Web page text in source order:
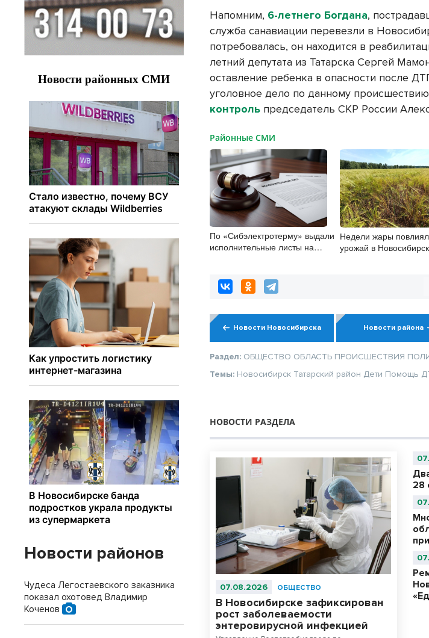
Напомним, 6-летнего Богдана,
служба санавиации перевезли в
потребовалась, он находится в
летний депутата из Татарска Сергей
оставление ребенка в опасности после
уголовное дело по данному
контроль председатель СКР России
Районные СМИ
По «Сибэлектротерму» выдали
исполнительные листы на
Недели жары
урожай в
Новости Новосибирска Новости района
Раздел: ОБЩЕСТВО ОБЛАСТЬ ПРОИСШЕСТВИЯ
Темы: Новосибирск Татарский район Дети Помощь
НОВОСТИ РАЗДЕЛА
07.08.2026 ОБЩЕСТВО
В Новосибирске зафиксирован
рост заболеваемости
энтеровирусной инфекцией
28
Новости районов
Чудеса Легостаевского заказника
показал охотовед Владимир
Коченов